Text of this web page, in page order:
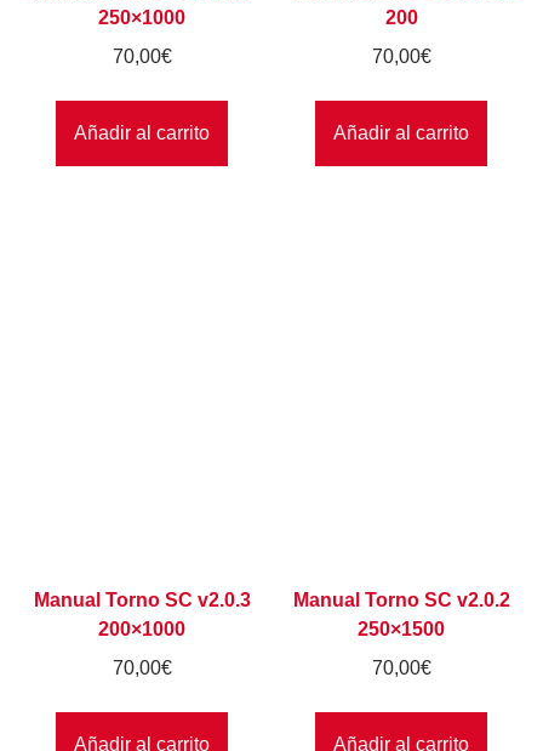
250×1000
70,00€
Añadir al carrito
200
70,00€
Añadir al carrito
Manual Torno SC v2.0.3
200×1000
70,00€
Añadir al carrito
Manual Torno SC v2.0.2
250×1500
70,00€
Añadir al carrito